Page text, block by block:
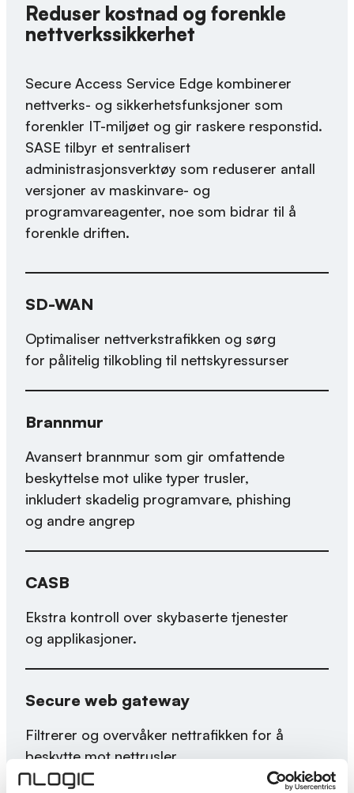
Reduser kostnad og forenkle
nettverkssikkerhet
Secure Access Service Edge kombinerer
nettverks- og sikkerhetsfunksjoner som
forenkler IT-miljøet og gir raskere responstid.
SASE tilbyr et sentralisert
administrasjonsverktøy som reduserer antall
versjoner av maskinvare- og
programvareagenter, noe som bidrar til å
forenkle driften.
SD-WAN
Optimaliser nettverkstrafikken og sørg
for pålitelig tilkobling til nettskyressurser
Brannmur
Avansert brannmur som gir omfattende
beskyttelse mot ulike typer trusler,
inkludert skadelig programvare, phishing
og andre angrep
CASB
Ekstra kontroll over skybaserte tjenester
og applikasjoner.
Secure web gateway
Filtrerer og overvåker nettrafikken for å
beskytte mot nettrusler